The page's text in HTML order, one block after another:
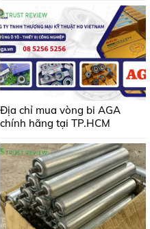
Địa chỉ mua vòng bi AGA
chính hãng tại TP.HCM